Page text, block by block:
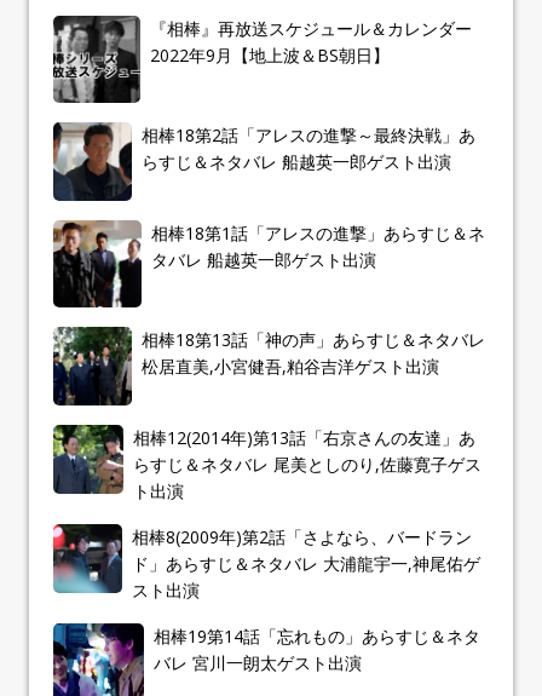
『相棒』再放送スケジュール＆カレンダー
2022年9月【地上波＆BS朝日】
相棒18第2話「アレスの進撃～最終決戦」あ
らすじ＆ネタバレ 船越英一郎ゲスト出演
相棒18第1話「アレスの進撃」あらすじ＆ネ
タバレ 船越英一郎ゲスト出演
相棒18第13話「神の声」あらすじ＆ネタバレ
松居直美,小宮健吾,粕谷吉洋ゲスト出演
相棒12(2014年)第13話「右京さんの友達」あ
らすじ＆ネタバレ 尾美としのり,佐藤寛子ゲス
ト出演
相棒8(2009年)第2話「さよなら、バードラン
ド」あらすじ＆ネタバレ 大浦龍宇一,神尾佑ゲ
スト出演
相棒19第14話「忘れもの」あらすじ＆ネタ
バレ 宮川一朗太ゲスト出演